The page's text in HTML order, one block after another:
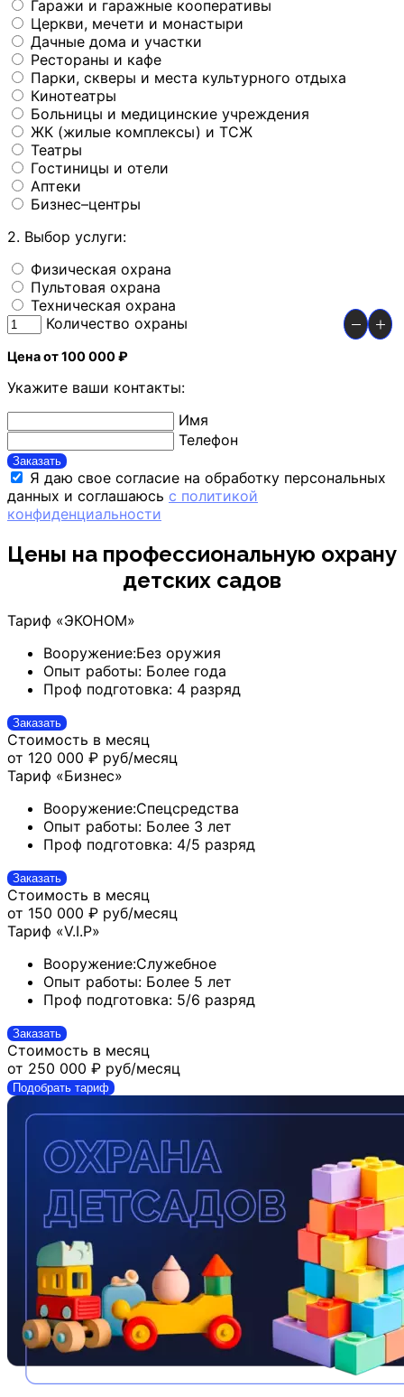
Гаражи и гаражные кооперативы
Церкви, мечети и монастыри
Дачные дома и участки
Рестораны и кафе
Парки, скверы и места культурного отдыха
Кинотеатры
Больницы и медицинские учреждения
ЖК (жилые комплексы) и ТСЖ
Театры
Гостиницы и отели
Аптеки
Бизнес–центры
2. Выбор услуги:
Физическая охрана
Пультовая охрана
Техническая охрана
Количество охраны
Цена от 100 000 ₽
Укажите ваши контакты:
Имя
Телефон
Заказать
Я даю свое согласие на обработку персональных
данных и соглашаюсь с политикой
конфиденциальности
Цены на профессиональную охрану
детских садов
Тариф «ЭКОНОМ»
Вооружение:Без оружия
Опыт работы: Более года
Проф подготовка: 4 разряд
Заказать
Стоимость в месяц
от 120 000 ₽ руб/месяц
Тариф «Бизнес»
Вооружение:Спецсредства
Опыт работы: Более 3 лет
Проф подготовка: 4/5 разряд
Заказать
Стоимость в месяц
от 150 000 ₽ руб/месяц
Тариф «V.I.P»
Вооружение:Служебное
Опыт работы: Более 5 лет
Проф подготовка: 5/6 разряд
Заказать
Стоимость в месяц
от 250 000 ₽ руб/месяц
Подобрать тариф